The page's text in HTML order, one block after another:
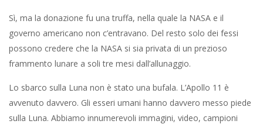
Sì, ma la donazione fu una truffa, nella quale la NASA e il
governo americano non c’entravano. Del resto solo dei fessi
possono credere che la NASA si sia privata di un prezioso
frammento lunare a soli tre mesi dall’allunaggio.
Lo sbarco sulla Luna non è stato una bufala. L’Apollo 11 è
avvenuto davvero. Gli esseri umani hanno davvero messo piede
sulla Luna. Abbiamo innumerevoli immagini, video, campioni